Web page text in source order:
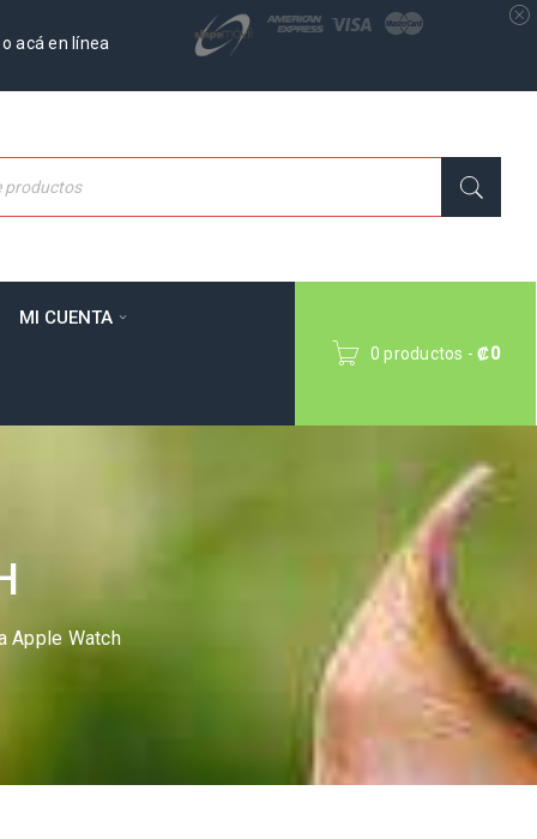
acá en línea
MI CUENTA
0 productos - ₡0
Apple Watch